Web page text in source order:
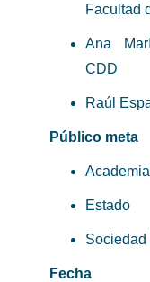
Facultad
Ana
CDD
Raúl
Público meta
Academia
Estado
Sociedad
Fecha